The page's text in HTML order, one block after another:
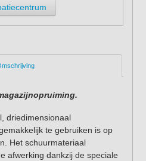
driedimensionaal
te gebruiken is op
Het schuurmateriaal
afwerking dankzij de speciale